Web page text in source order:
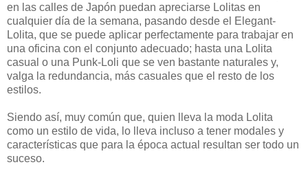
en las calles de Japón puedan apreciarse Lolitas en
cualquier día de la semana, pasando desde el Elegant-
Lolita, que se puede aplicar perfectamente para trabajar en
una oficina con el conjunto adecuado; hasta una Lolita
casual o una Punk-Loli que se ven bastante naturales y,
valga la redundancia, más casuales que el resto de los
estilos.
Siendo así, muy común que, quien lleva la moda Lolita
como un estilo de vida, lo lleva incluso a tener modales y
características que para la época actual resultan ser todo un
suceso.